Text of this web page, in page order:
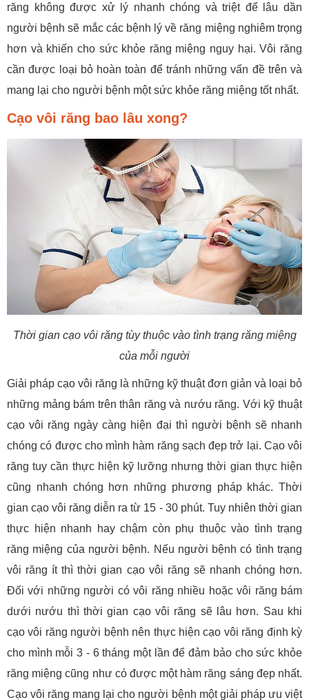
răng không được xử lý nhanh chóng và triệt để lâu dần
người bệnh sẽ mắc các bệnh lý về răng miệng nghiêm trọng
hơn và khiến cho sức khỏe răng miệng nguy hại. Vôi răng
cần được loại bỏ hoàn toàn để tránh những vấn đề trên và
mang lại cho người bệnh một sức khỏe răng miệng tốt nhất.
Cạo vôi răng bao lâu xong?
Thời gian cạo vôi răng tùy thuộc vào tình trạng răng miệng
của mỗi người
Giải pháp cạo vôi răng là những kỹ thuật đơn giản và loại bỏ
những mảng bám trên thân răng và nướu răng. Với kỹ thuật
cạo vôi răng ngày càng hiện đại thì người bệnh sẽ nhanh
chóng có được cho mình hàm răng sạch đẹp trở lại. Cạo vôi
răng tuy cần thực hiện kỹ lưỡng nhưng thời gian thực hiện
cũng nhanh chóng hơn những phương pháp khác. Thời
gian cạo vôi răng diễn ra từ 15 - 30 phút. Tuy nhiên thời gian
thực hiện nhanh hay chậm còn phụ thuộc vào tình trạng
răng miệng của người bệnh. Nếu người bệnh có tình trạng
vôi răng ít thì thời gian cạo vôi răng sẽ nhanh chóng hơn.
Đối với những người có vôi răng nhiều hoặc vôi răng bám
dưới nướu thì thời gian cạo vôi răng sẽ lâu hơn. Sau khi
cạo vôi răng người bệnh nên thực hiện cạo vôi răng định kỳ
cho mình mỗi 3 - 6 tháng một lần để đảm bảo cho sức khỏe
răng miệng cũng như có được một hàm răng sáng đẹp nhất.
Cạo vôi răng mang lại cho người bệnh một giải pháp ưu việt